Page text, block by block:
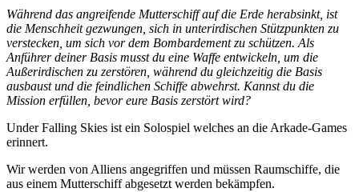
Während das angreifende Mutterschiff auf die Erde herabsinkt, ist
die Menschheit gezwungen, sich in unterirdischen Stützpunkten zu
verstecken, um sich vor dem Bombardement zu schützen. Als
Anführer deiner Basis musst du eine Waffe entwickeln, um die
Außerirdischen zu zerstören, während du gleichzeitig die Basis
ausbaust und die feindlichen Schiffe abwehrst. Kannst du die
Mission erfüllen, bevor eure Basis zerstört wird?
Under Falling Skies ist ein Solospiel welches an die Arkade-Games
erinnert.
Wir werden von Alliens angegriffen und müssen Raumschiffe, die
aus einem Mutterschiff abgesetzt werden bekämpfen.